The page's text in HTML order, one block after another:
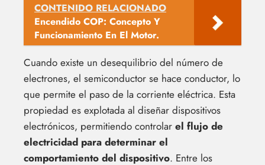
CONTENIDO RELACIONADO
Encendido COP: Concepto Y
Funcionamiento En El Motor.
Cuando existe un desequilibrio del número de
electrones, el semiconductor se hace conductor, lo
que permite el paso de la corriente eléctrica. Esta
propiedad es explotada al diseñar dispositivos
electrónicos, permitiendo controlar el flujo de
electricidad para determinar el
comportamiento del dispositivo. Entre los